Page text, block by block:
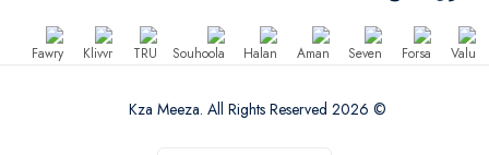
© 2026 Kza Meeza. All Rights Reserved